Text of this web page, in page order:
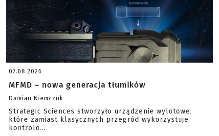
07.08.2026
MFMD – nowa generacja tłumików
Damian Niemczuk
Strategic Sciences stworzyło urządzenie wylotowe,
które zamiast klasycznych przegród wykorzystuje
kontrolo...